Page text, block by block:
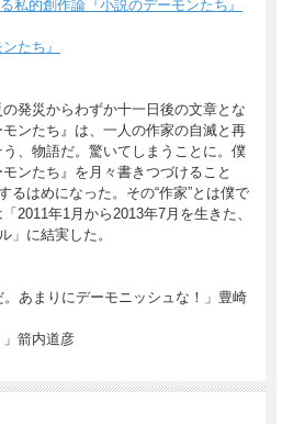
私的創作論『小説のデーモンたち』
たち』
発災からわずか十一日後の文章とな
ンたち』は、一人の作家の自滅と再
、物語だ。驚いてしまうことに。僕
ンたち』を月々書きつづけること
るはめになった。その“作家”とは僕で
2011年1月から2013年7月を生きた、
」に結実した。
。あまりにデーモニッシュな！」豊崎
」箭内道彦